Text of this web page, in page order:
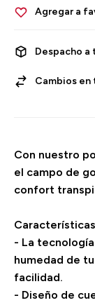
Despacho a
Cambios en
Con nuestro
el campo de
confort
Características
- La
humedad de
facilidad.
- Diseño de